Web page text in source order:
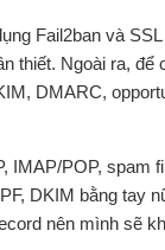
Fail2ban và
thiết. Ngoài ra,
DMARC,
POP, spam
DKIM bằng tay
nên mình sẽ